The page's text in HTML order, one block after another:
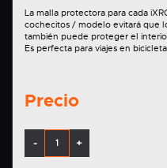
La malla protectora para cada
cochecitos / modelo evitará que
también puede proteger el
Es perfecta para viajes en bicicleta
Precio
- +